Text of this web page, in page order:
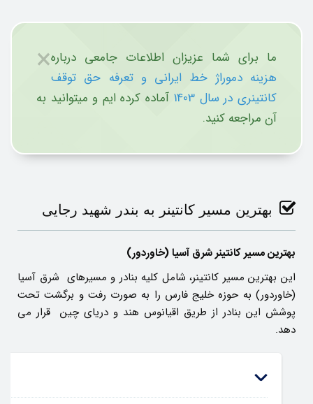
×ما برای شما عزیزان اطلاعات جامعی درباره
هزینه دموراژ خط ایرانی و تعرفه حق توقف
کانتینری در سال 1403
آماده کرده ایم و میتوانید به
آن مراجعه کنید.
بهترین مسیر کانتینر به بندر شهید رجایی
بهترین مسیر کانتینر شرق آسیا (خاوردور)
این بهترین مسیر کانتینر، شامل کلیه بنادر و مسیرهای شرق آسیا
(خاوردور) به حوزه خلیج فارس را به صورت رفت و برگشت تحت
پوشش این بنادر از طریق اقیانوس هند و دریای چین قرار می
دهد.